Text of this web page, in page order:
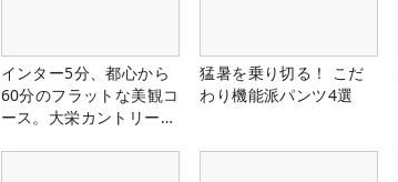
インター5分、都心から
60分のフラットな美観コ
ース。大栄カントリー俱
猛暑を乗り切る！ こだ
わり機能派パンツ4選